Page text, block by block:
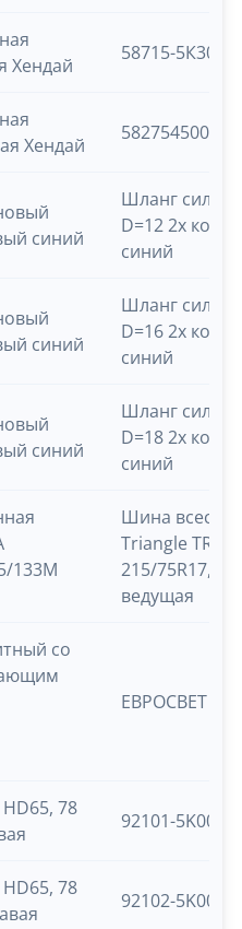
Хендай
58715-5К301
Хендай
5827545001
синий
Шланг
D=12 2х
синий
синий
Шланг
D=16 2х
синий
синий
Шланг
D=18 2х
синий
133M
Шина
Triangle
215/75R17,5
ведущая
со
ЕВРОСВЕТ ГФ
78
92101-5K000
78
92102-5K001